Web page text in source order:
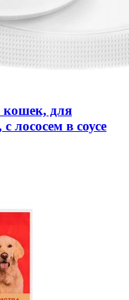
для
лососем в соусе